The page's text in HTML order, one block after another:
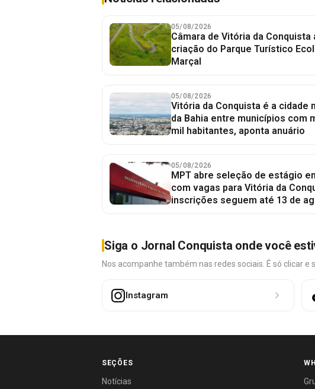
05/08/2026
Câmara de Vitória da Conquista
criação do Parque Turístico
Marçal
05/08/2026
Vitória da Conquista é a cidade
da Bahia entre municípios com
mil habitantes, aponta anuário
05/08/2026
MPT abre seleção de estágio
com vagas para Vitória da
inscrições seguem até 13 de
Siga o Jornal Conquista onde você
Nos acompanhe também nas redes sociais. É só clicar e
Instagram
SEÇÕES
Notícias